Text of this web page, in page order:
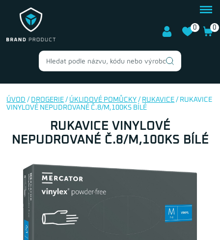
0 0
ÚVOD / DROGERIE / ÚKLIDOVÉ POMŮCKY / RUKAVICE / RUKAVICE
VINYLOVÉ NEPUDROVANÉ Č.8/M,100KS BÍLÉ
RUKAVICE VINYLOVÉ
NEPUDROVANÉ Č.8/M,100KS BÍLÉ